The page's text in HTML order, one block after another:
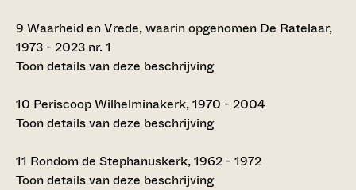
9 Waarheid en Vrede, waarin opgenomen De Ratelaar,
1973 - 2023 nr. 1
Toon details van deze beschrijving
10 Periscoop Wilhelminakerk, 1970 - 2004
Toon details van deze beschrijving
11 Rondom de Stephanuskerk, 1962 - 1972
Toon details van deze beschrijving